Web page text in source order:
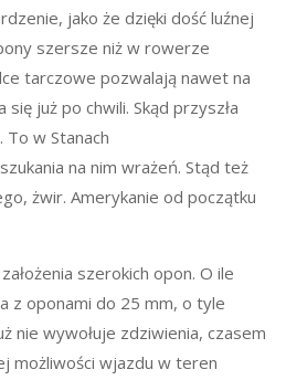
jako że dzięki dość luźnej
szersze niż w rowerze
tarczowe pozwalają nawet na
już po chwili. Skąd przyszła
w Stanach
na nim wrażeń. Stąd też
żwir. Amerykanie od początku
szerokich opon. O ile
z oponami do 25 mm, o tyle
nie wywołuje zdziwienia, czasem
możliwości wjazdu w teren